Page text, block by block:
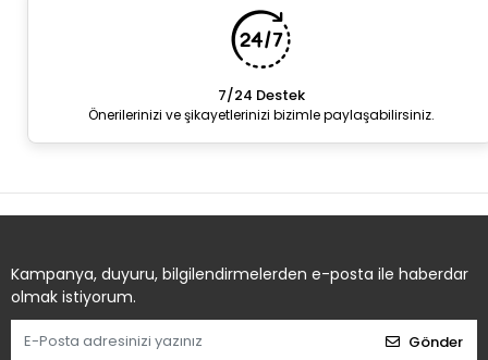
7/24 Destek
Önerilerinizi ve şikayetlerinizi bizimle paylaşabilirsiniz.
Kampanya, duyuru, bilgilendirmelerden e-posta ile haberdar
olmak istiyorum.
Gönder